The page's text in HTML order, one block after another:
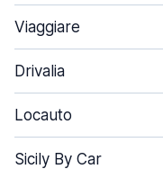
Viaggiare
Drivalia
Locauto
Sicily By Car